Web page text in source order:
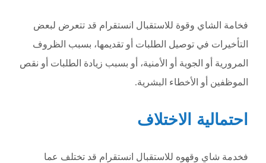
فخامة الشاي وقوة للاستقبال انستقرام قد تتعرض لبعض
التأخيرات في توصيل الطلبات أو تقديمها، بسبب الظروف
المرورية أو الجوية أو الأمنية، أو بسبب زيادة الطلبات أو نقص
الموظفين أو الأخطاء البشرية.
احتمالية الاختلاف
فخدمة شاي وقهوه للاستقبال انستقرام قد تختلف عما